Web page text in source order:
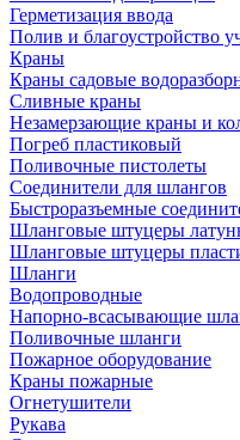
Герметизация ввода
Полив и благоустройство
Краны
Краны садовые
Сливные краны
Незамерзающие краны и
Погреб пластиковый
Поливочные пистолеты
Соединители для шлангов
Быстроразъемные
Шланговые штуцеры
Шланговые штуцеры
Шланги
Водопроводные
Напорно-всасывающие
Поливочные шланги
Пожарное оборудование
Краны пожарные
Огнетушители
Рукава